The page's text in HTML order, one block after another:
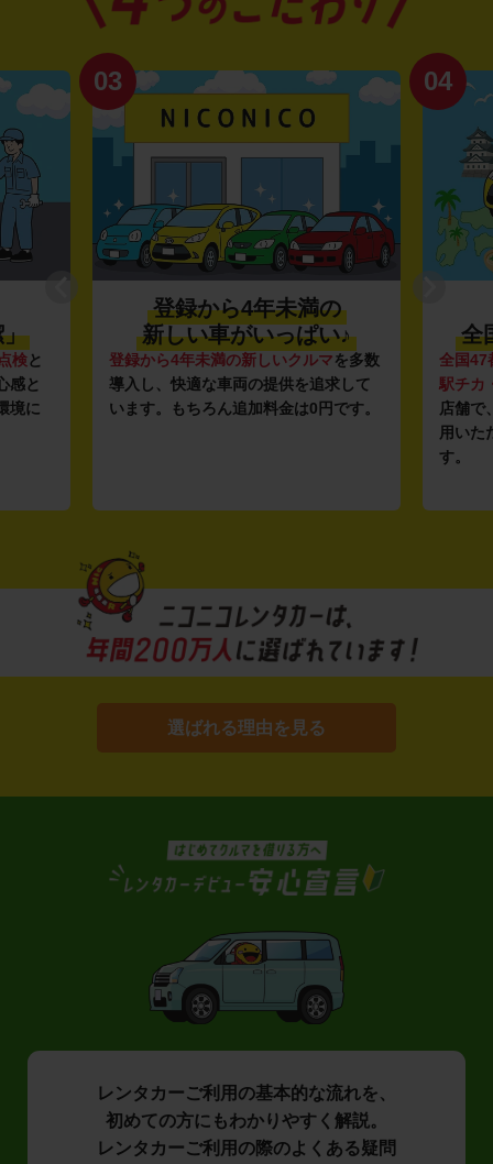
」
検と
感と
境に
03
登録から4年未満の
新しい車がいっぱい♪
登録から4年未満の新しいクルマを多数
導入し、快適な車両の提供を追求して
います。もちろん追加料金は0円です。
04
全
全国47
駅チカ
店舗で
用いた
す。
選ばれる理由を見る
レンタカーご利用の基本的な流れを、
初めての方にもわかりやすく解説。
レンタカーご利用の際のよくある疑問